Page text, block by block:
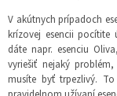
V akútnych prípadoch
krízovej esencii
dáte napr. esenciu
vyriešiť nejaký
musíte byť trpezlivý.